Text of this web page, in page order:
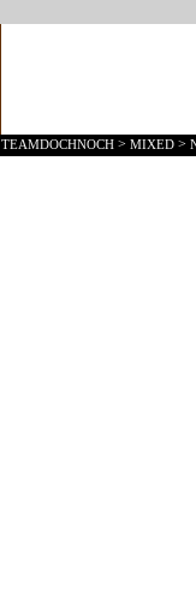
TEAMDOCHNOCH > MIXED >